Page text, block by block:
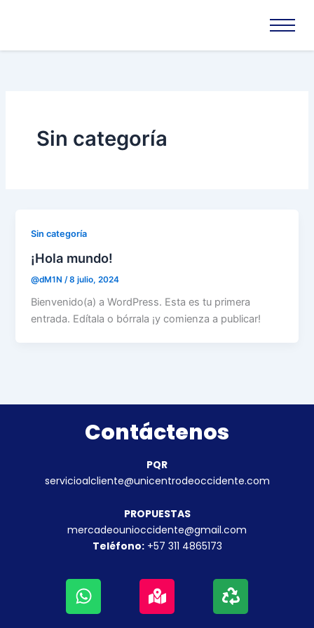
Sin categoría
Sin categoría
¡Hola mundo!
@dM1N /8 julio, 2024
Bienvenido(a) a WordPress. Esta es tu primera
entrada. Edítala o bórrala ¡y comienza a publicar!
Contáctenos
PQR
servicioalcliente@unicentrodeoccidente.com
PROPUESTAS
mercadeounioccidente@gmail.com
Teléfono:+57 311 4865173
W
h
M
a
R
e